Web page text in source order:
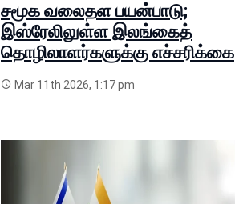
சமூக வலைதள பயன்பாடு;
இஸ்ரேலிலுள்ள இலங்கைத்
தொழிலாளர்களுக்கு எச்சரிக்கை
Mar 11th 2026, 1:17 pm